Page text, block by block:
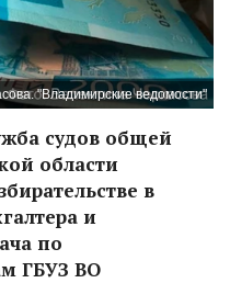
"Владимирские ведомости"
судов общей
области
в
и
по
ГБУЗ ВО